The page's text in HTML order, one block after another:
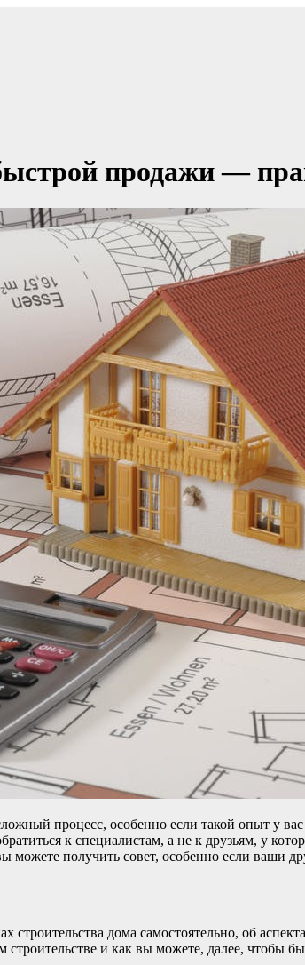
продажи —
процесс, особенно если такой опыт у
к специалистам, а не к друзьям, у
можете получить совет, особенно если ваши
дома самостоятельно, об
строительстве и как вы можете, далее, чтобы